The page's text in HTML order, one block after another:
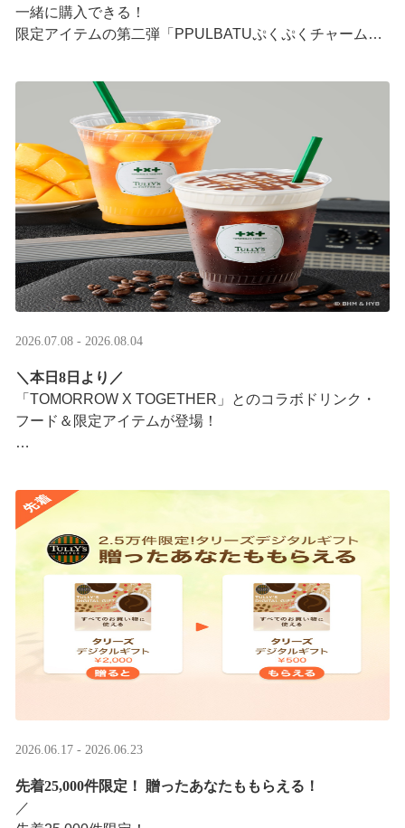
一緒に購入できる！​
限定アイテムの第二弾「PPULBATUぷくぷくチャーム」​
2026.07.08 - 2026.08.04
＼本日8日より／
「TOMORROW X TOGETHER」とのコラボドリンク・
フード＆限定アイテムが登場！
2026.06.17 - 2026.06.23
先着25,000件限定！​ 贈ったあなたももらえる！
／ ​